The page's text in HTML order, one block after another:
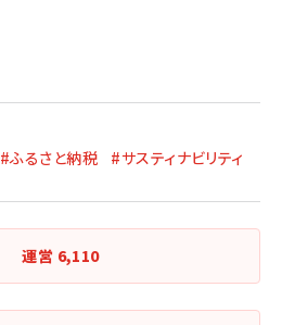
#ふるさと納税
#サスティナビリティ
運営 6,110